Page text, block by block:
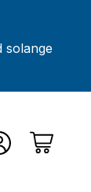
solange